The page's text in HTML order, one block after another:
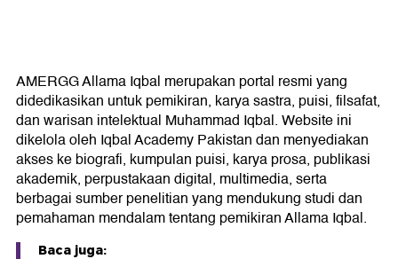
AMERGG Allama Iqbal merupakan portal resmi yang
didedikasikan untuk pemikiran, karya sastra, puisi, filsafat,
dan warisan intelektual Muhammad Iqbal. Website ini
dikelola oleh Iqbal Academy Pakistan dan menyediakan
akses ke biografi, kumpulan puisi, karya prosa, publikasi
akademik, perpustakaan digital, multimedia, serta
berbagai sumber penelitian yang mendukung studi dan
pemahaman mendalam tentang pemikiran Allama Iqbal.
Baca juga: